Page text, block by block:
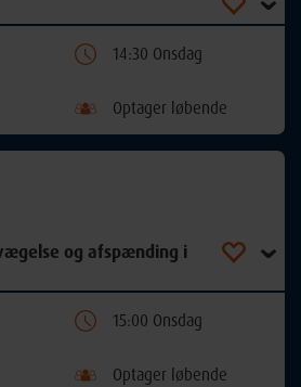
14:30 Onsdag
Optager løbende
og afspænding i
15:00 Onsdag
Optager løbende